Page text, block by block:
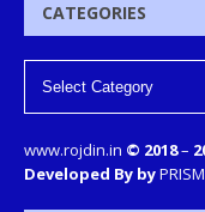
CATEGORIES
www.rojdin.in © 2018–
Developed By by